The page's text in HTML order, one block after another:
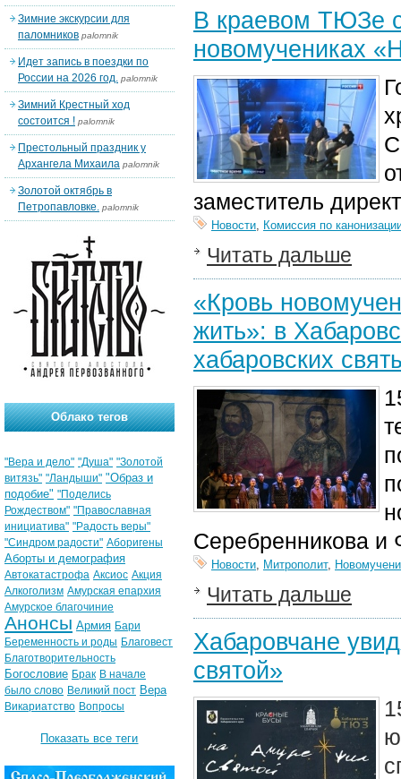
В краевом ТЮЗе
новомучениках
заместитель
Новости, Комиссия по
Читать дальше
«Кровь
жить»: в
хабаровских
Серебренникова и
Новости, Митрополит,
Читать дальше
Хабаровчане
святой»
Зимние экскурсии для
паломников palomnik
Идет запись в поездки по
России на 2026 год. palomnik
Зимний Крестный ход
состоится ! palomnik
Престольный праздник у
Архангела Михаила palomnik
Золотой октябрь в
Петропавловке. palomnik
Облако тегов
"Вера и дело" "Душа" "Золотой
витязь" "Ландыши" "Образ и
подобие" "Поделись
Рождеством" "Православная
инициатива" "Радость веры"
"Синдром радости" Аборигены
Аборты и демография
Автокатастрофа Аксиос Акция
Алкоголизм Амурская епархия
Амурское благочиние
Анонсы Армия Бари
Беременность и роды Благовест
Благотворительность
Богословие Брак В начале
было слово Великий пост Вера
Викариатство Вопросы
Показать все теги